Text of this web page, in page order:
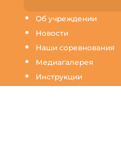
Об учреждении
Новости
Наши соревнования
Медиагалерея
Инструкции